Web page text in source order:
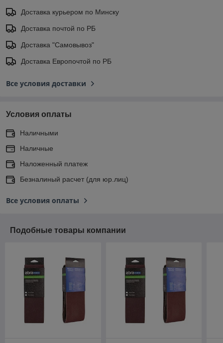
Доставка курьером по Минску
Доставка почтой по РБ
Доставка "Самовывоз"
Доставка Европочтой по РБ
Все условия доставки
Условия оплаты
Наличными
Наличные
Наложенный платеж
Безналиный расчет (для юр.лиц)
Все условия оплаты
Подобные товары компании